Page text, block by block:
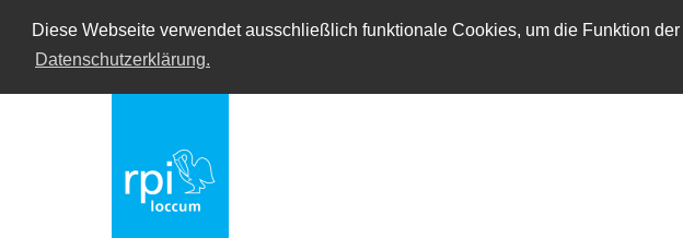
Diese Webseite verwendet ausschließlich funktionale Cookies, um die Funktion
Datenschutzerklärung.